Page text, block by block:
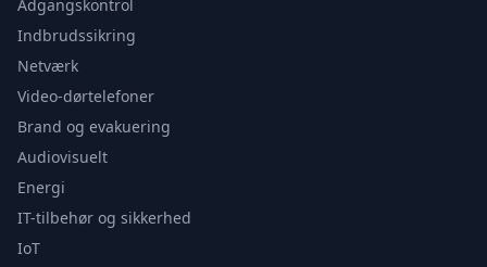
Adgangskontrol
Indbrudssikring
Netværk
Video-dørtelefoner
Brand og evakuering
Audiovisuelt
Energi
IT-tilbehør og sikkerhed
IoT